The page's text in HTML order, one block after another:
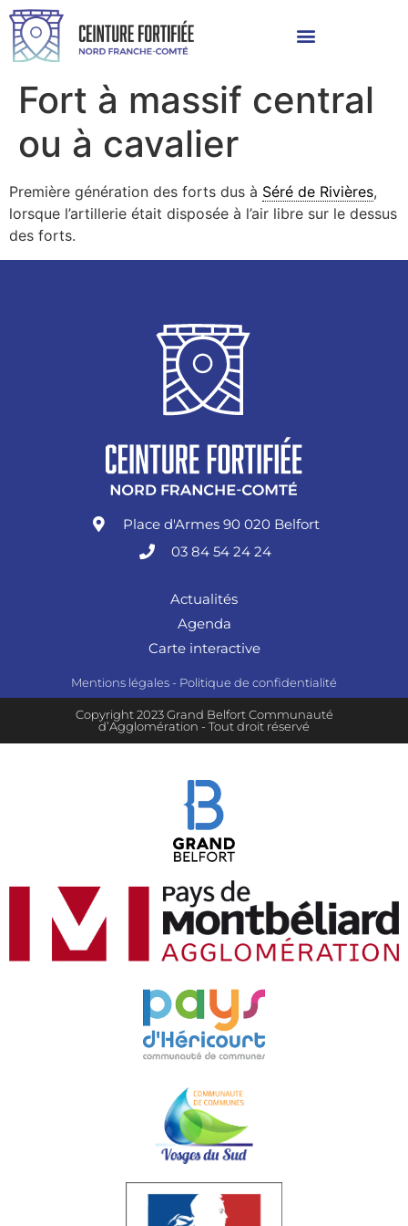
Fort à massif central
ou à cavalier
Première génération des forts dus à Séré de Rivières,
lorsque l’artillerie était disposée à l’air libre sur le dessus
des forts.
Place d'Armes 90 020 Belfort
03 84 54 24 24
Actualités
Agenda
Carte interactive
Mentions légales - Politique de confidentialité
Copyright 2023 Grand Belfort Communauté
d’Agglomération - Tout droit réservé